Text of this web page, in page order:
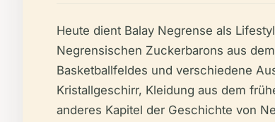
Heute dient Balay Negrense als
Negrensischen Zuckerbarons aus
Basketballfeldes und verschiedene
Kristallgeschirr, Kleidung aus dem
anderes Kapitel der Geschichte von